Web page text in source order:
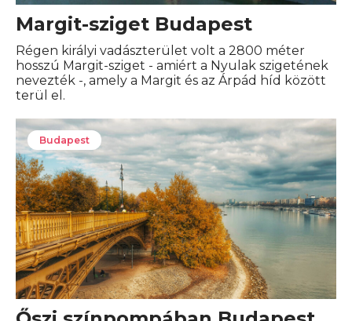
Margit-sziget Budapest
Régen királyi vadászterület volt a 2800 méter
hosszú Margit-sziget - amiért a Nyulak szigetének
nevezték -, amely a Margit és az Árpád híd között
terül el.
Budapest